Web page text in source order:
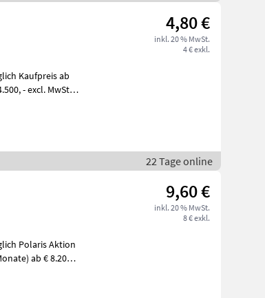
4,80 €
inkl. 20 % MwSt.
4 € exkl.
22 Tage online
9,60 €
inkl. 20 % MwSt.
8 € exkl.